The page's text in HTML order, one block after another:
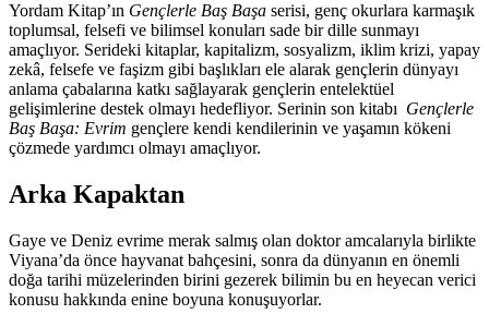
Yordam Kitap’ın Gençlerle Baş Başa serisi, genç okurlara karmaşık
toplumsal, felsefi ve bilimsel konuları sade bir dille sunmayı
amaçlıyor. Serideki kitaplar, kapitalizm, sosyalizm, iklim krizi, yapay
zekâ, felsefe ve faşizm gibi başlıkları ele alarak gençlerin dünyayı
anlama çabalarına katkı sağlayarak gençlerin entelektüel
gelişimlerine destek olmayı hedefliyor. Serinin son kitabı ​ Gençlerle
Baş Başa: Evrim gençlere kendi kendilerinin ve yaşamın kökeni
çözmede yardımcı olmayı amaçlıyor.
Arka Kapaktan
Gaye ve Deniz evrime merak salmış olan doktor amcalarıyla birlikte
Viyana’da önce hayvanat bahçesini, sonra da dünyanın en önemli
doğa tarihi müzelerinden birini gezerek bilimin bu en heyecan verici
konusu hakkında enine boyuna konuşuyorlar.